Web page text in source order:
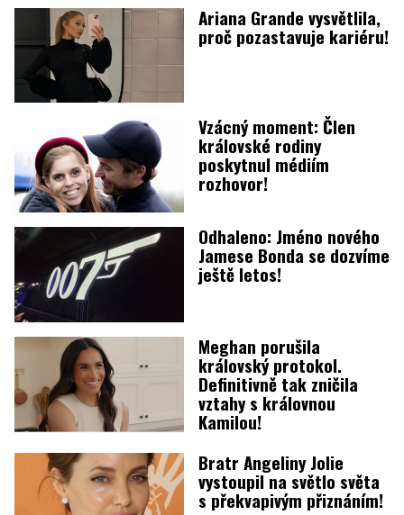
Ariana Grande vysvětlila,
proč pozastavuje kariéru!
Vzácný moment: Člen
královské rodiny
poskytnul médiím
rozhovor!
Odhaleno: Jméno nového
Jamese Bonda se dozvíme
ještě letos!
Meghan porušila
královský protokol.
Definitivně tak zničila
vztahy s královnou
Kamilou!
Bratr Angeliny Jolie
vystoupil na světlo světa
s překvapivým přiznáním!